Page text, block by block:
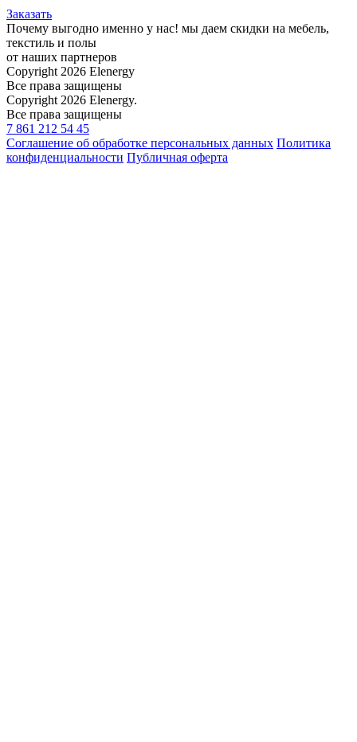
Заказать
Почему выгодно именно у нас! мы даем скидки на мебель,
текстиль и полы
от наших партнеров
Copyright 2026 Elenergy
Все права защищены
Copyright 2026 Elenergy.
Все права защищены
7 861 212 54 45
Соглашение об обработке персональных данных Политика
конфиденциальности Публичная оферта